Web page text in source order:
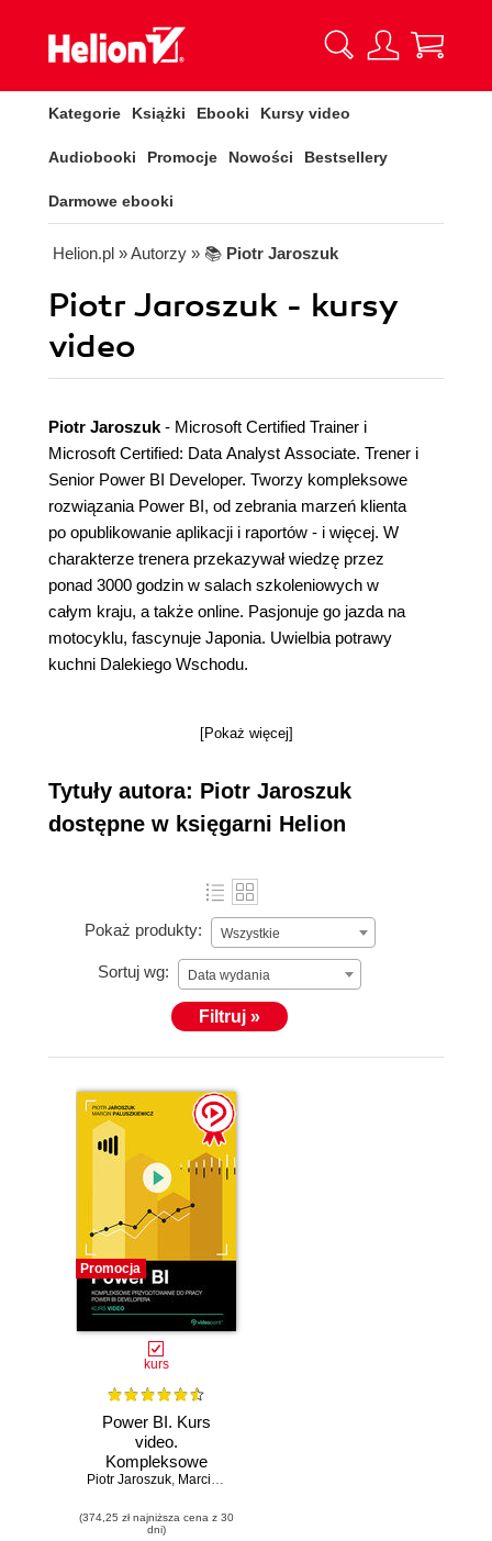
Kategorie Książki Ebooki Kursy video
Audiobooki Promocje Nowości Bestsellery
Darmowe ebooki
Helion.pl » Autorzy » 📚 Piotr Jaroszuk
Piotr Jaroszuk - kursy
video
Piotr Jaroszuk - Microsoft Certified Trainer i
Microsoft Certified: Data Analyst Associate. Trener i
Senior Power BI Developer. Tworzy kompleksowe
rozwiązania Power BI, od zebrania marzeń klienta
po opublikowanie aplikacji i raportów - i więcej. W
charakterze trenera przekazywał wiedzę przez
ponad 3000 godzin w salach szkoleniowych w
całym kraju, a także online. Pasjonuje go jazda na
motocyklu, fascynuje Japonia. Uwielbia potrawy
kuchni Dalekiego Wschodu.
[Pokaż więcej]
Tytuły autora: Piotr Jaroszuk
dostępne w księgarni Helion
Pokaż produkty: Wszystkie
Sortuj wg: Data wydania
Filtruj »
Promocja
kurs
Power BI. Kurs
video.
Kompleksowe
przygotowanie do
developera
Piotr Jaroszuk, Marcin Paluszkiewicz
(374,25 zł najniższa cena z 30
dni)